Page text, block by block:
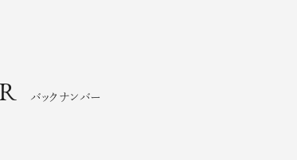
バックナンバー